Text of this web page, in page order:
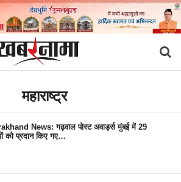
महाराष्ट्र
News: गढ़वाल पोस्ट अवार्ड्स मुंबई में 29
को प्रदान किए गए…